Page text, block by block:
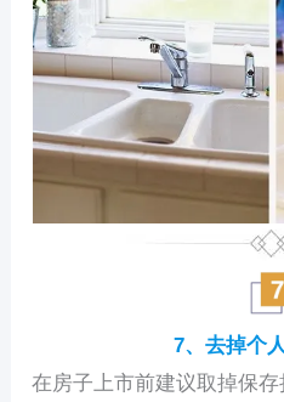
7、去掉个
在房子上市前建议取掉保